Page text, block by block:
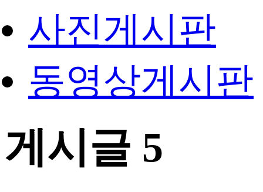
사진게시판
동영상게시판
게시글 5